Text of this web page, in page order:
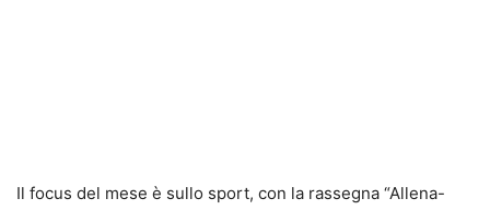
Il focus del mese è sullo sport, con la rassegna “Allena-